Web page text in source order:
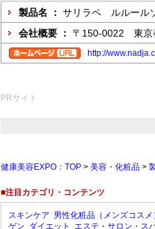
製品名 ： サリラペ ルルー
会社概要 ： 〒150-0022 東京
http://
PRサイト
健康美容EXPO：TOP > 美容・化粧品 >
■注目カテゴリ・コンテンツ
スキンケア 男性化粧品（メンズコスメ
ゲン ダイエット エステ・サロン・ス